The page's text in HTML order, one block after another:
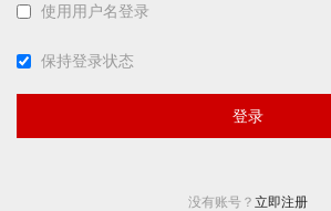
使用用户名登录
保持登录状态
登录
没有账号？ 立即注册